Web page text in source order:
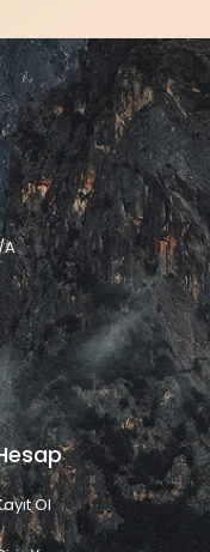
A
Ol